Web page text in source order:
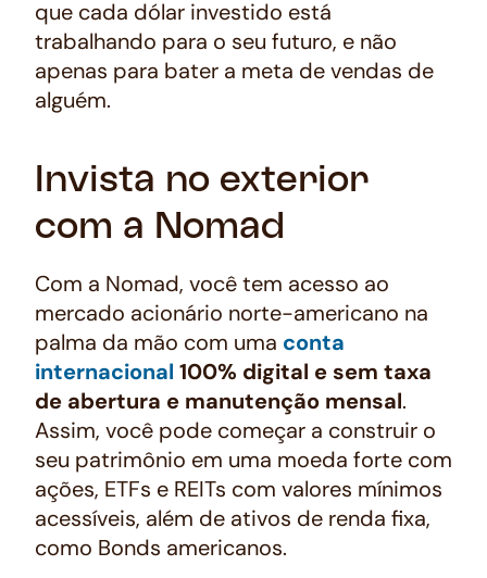
que cada dólar investido está
trabalhando para o seu futuro, e não
apenas para bater a meta de vendas de
alguém.
Invista no exterior
com a Nomad
Com a Nomad, você tem acesso ao
mercado acionário norte-americano na
palma da mão com uma conta
internacional 100% digital e sem taxa
de abertura e manutenção mensal.
Assim, você pode começar a construir o
seu patrimônio em uma moeda forte com
ações, ETFs e REITs com valores mínimos
acessíveis, além de ativos de renda fixa,
como Bonds americanos.